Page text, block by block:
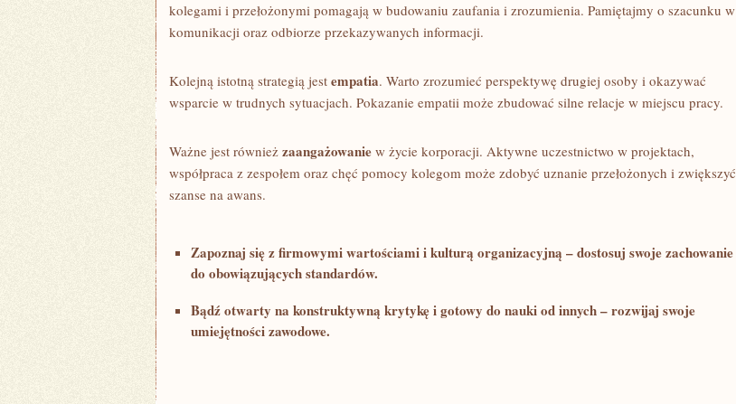
kolegami i przełożonymi‍ pomagają⁣ w⁣ budowaniu zaufania i zrozumienia. Pamiętajmy‌ o szacunku w
⁤komunikacji oraz odbiorze przekazywanych ‌informacji.
Kolejną ⁢istotną strategią jest empatia. Warto zrozumieć perspektywę drugiej osoby i okazywać
wsparcie ‍w trudnych sytuacjach. Pokazanie empatii może zbudować silne ⁤relacje w miejscu‍ pracy.
Ważne jest również zaangażowanie w życie ‌korporacji. ‌Aktywne‍ uczestnictwo ⁤w projektach,
współpraca z⁤ zespołem​ oraz​ chęć pomocy kolegom ⁤może‍ zdobyć ‍uznanie przełożonych i zwiększyć
szanse na awans.
Zapoznaj się z firmowymi wartościami i kulturą organizacyjną – dostosuj swoje zachowanie​
do obowiązujących standardów.
Bądź⁢ otwarty na konstruktywną ​krytykę i gotowy do nauki od innych⁣ – rozwijaj swoje ​
umiejętności zawodowe.